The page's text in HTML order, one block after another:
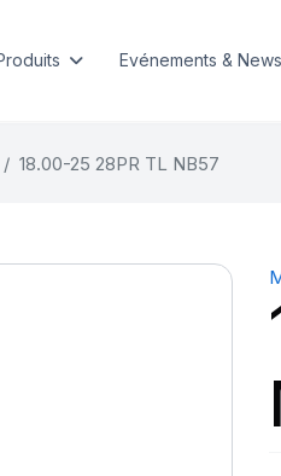
Evénements & News
18.00-25 28PR TL NB57